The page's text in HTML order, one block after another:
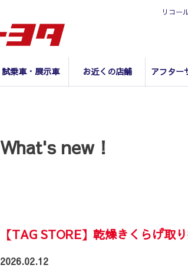
試乗車・展示車 お近くの店舗 アフター
リコー
What's new！
【TAG STORE】乾燥きくらげ取
2026.02.12